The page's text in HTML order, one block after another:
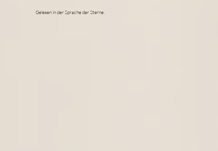
Gelesen in der Sprache der Sterne.